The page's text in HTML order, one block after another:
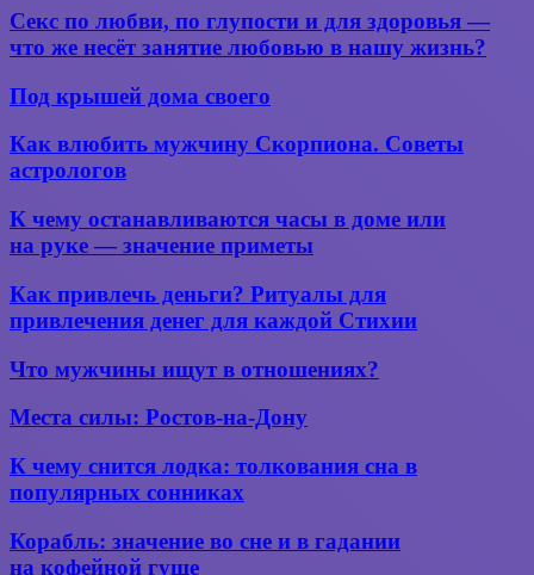
год
2021
года.
с юго-
востока
на юго-
запад
Секс
любви,
глупости
для
здоровья
что
же
несёт
любовью
в
нашу
жизнь?
Секс по любви, по глупости и для здоровья —
что же несёт занятие любовью в нашу жизнь?
Под
крышей
дома
своего
Под крышей дома своего
Как
влюбить
мужчину
Советы
астрологов
Как влюбить мужчину Скорпиона. Советы
астрологов
К чему
останавливаются
часы
или
на руке —
приметы
К чему останавливаются часы в доме или
на руке — значение приметы
Как
привлечь
деньги?
для
денег
каждой
Стихии
Как привлечь деньги? Ритуалы для
привлечения денег для каждой Стихии
Что
мужчины
ищут
в
Что мужчины ищут в отношениях?
Места
Ростов-
на-
Дону
Места силы: Ростов-на-Дону
К
снится
толкования
сна
К чему снится лодка: толкования сна в
популярных сонниках
Корабль:
значение
Корабль: значение во сне и в гадании
на кофейной гуще